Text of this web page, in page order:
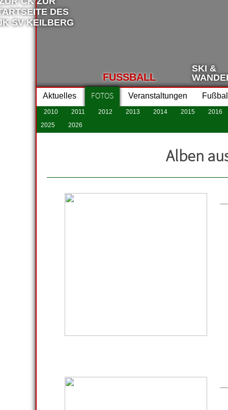
FUSSBALL
SKI &
Aktuelles FOTOS Veranstaltungen
2010 2011 2012 2013 2014 2015
2016
2025
2026
Alben